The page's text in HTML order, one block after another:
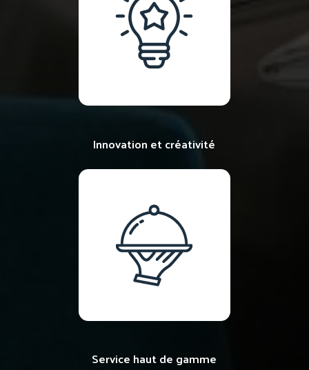
Innovation et créativité
Service haut de gamme